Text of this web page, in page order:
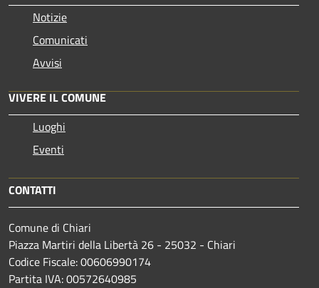
Notizie
Comunicati
Avvisi
VIVERE IL COMUNE
Luoghi
Eventi
CONTATTI
Comune di Chiari
Piazza Martiri della Libertà 26 - 25032 - Chiari
Codice Fiscale: 00606990174
Partita IVA: 00572640985